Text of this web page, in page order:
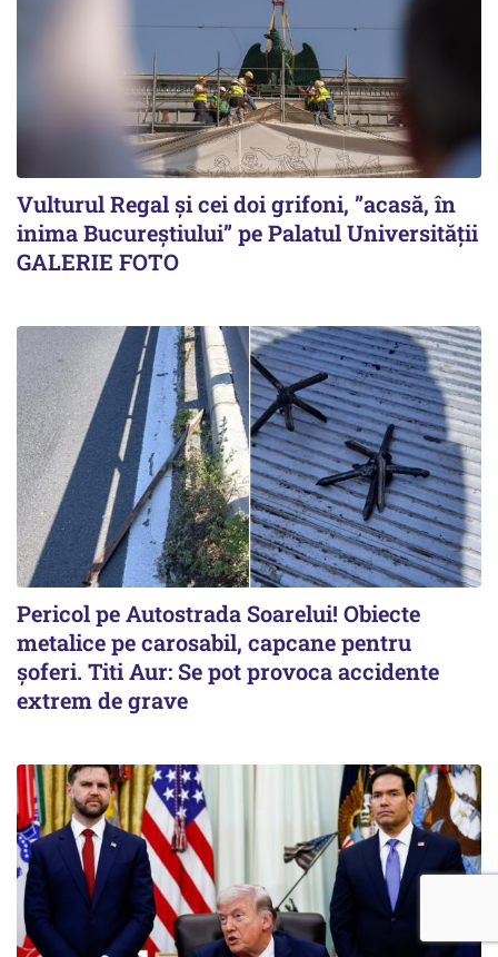
Vulturul Regal și cei doi grifoni, ”acasă, în
inima Bucureștiului” pe Palatul Universității
GALERIE FOTO
Pericol pe Autostrada Soarelui! Obiecte
metalice pe carosabil, capcane pentru
șoferi. Titi Aur: Se pot provoca accidente
extrem de grave